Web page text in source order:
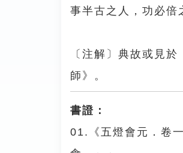
事半古之人，功必倍
〔注解〕典故或見
師》。
書證：
01.《五燈會元．卷